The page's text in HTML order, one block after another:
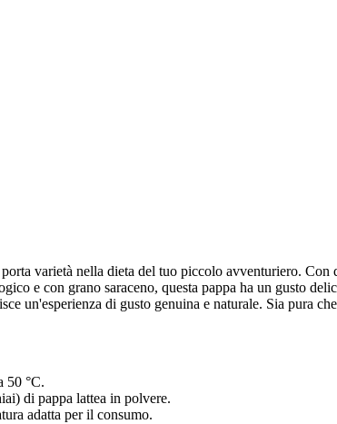
varietà nella dieta del tuo piccolo avventuriero.
e con grano saraceno, questa pappa ha un gusto
un'esperienza di gusto genuina e naturale. Sia pura
50 °C.
di pappa lattea in polvere.
adatta per il consumo.